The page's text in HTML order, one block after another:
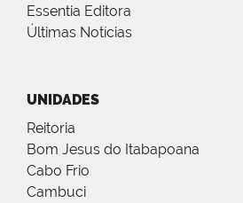
Essentia Editora
Últimas Notícias
UNIDADES
Reitoria
Bom Jesus do Itabapoana
Cabo Frio
Cambuci